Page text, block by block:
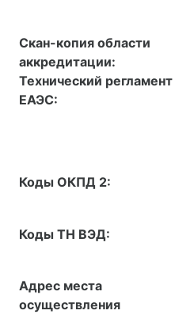
Скан-копия области
аккредитации:
Технический регламент
ЕАЭС:
Коды ОКПД 2:
Коды ТН ВЭД:
Адрес места
осуществления